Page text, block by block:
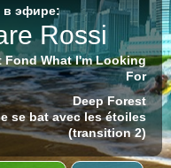
в эфире:
Rossi
Fond What I'm Looking
For
Deep Forest
se bat avec les étoiles
(transition 2)